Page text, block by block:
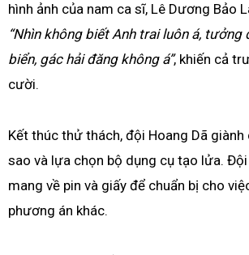
hình ảnh của nam ca sĩ, Lê Dương Bảo
“Nhìn không biết Anh trai luôn á, tưởng
biển, gác hải đăng không á”, khiến cả
cười.
Kết thúc thử thách, đội Hoang Dã
sao và lựa chọn bộ dụng cụ tạo lửa.
mang về pin và giấy để chuẩn bị cho
phương án khác.